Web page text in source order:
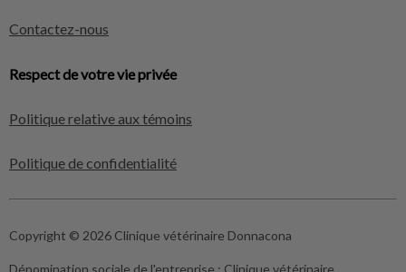
Contactez-nous
Respect de votre vie privée
Politique relative aux témoins
Politique de confidentialité
Copyright © 2026 Clinique vétérinaire Donnacona
Dénomination sociale de l'entreprise : Clinique vétérinaire